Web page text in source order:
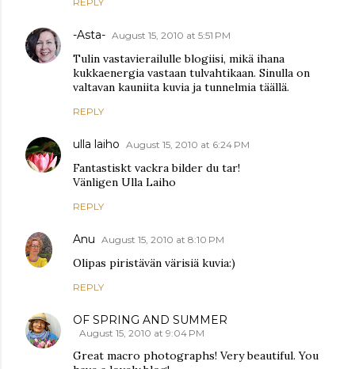
-Asta- August 15, 2010 at 5:51 PM
Tulin vastavierailulle blogiisi, mikä ihana
kukkaenergia vastaan tulvahtikaan. Sinulla on
valtavan kauniita kuvia ja tunnelmia täällä.
REPLY
ulla laiho August 15, 2010 at 6:24 PM
Fantastiskt vackra bilder du tar!
Vänligen Ulla Laiho
REPLY
Anu August 15, 2010 at 8:10 PM
Olipas piristävän värisiä kuvia:)
REPLY
OF SPRING AND SUMMER
August 15, 2010 at 9:04 PM
Great macro photographs! Very beautiful. You